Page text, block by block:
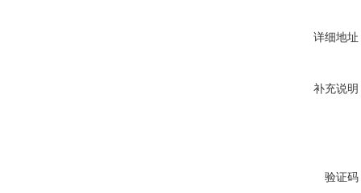
详细地址
补充说明
验证码